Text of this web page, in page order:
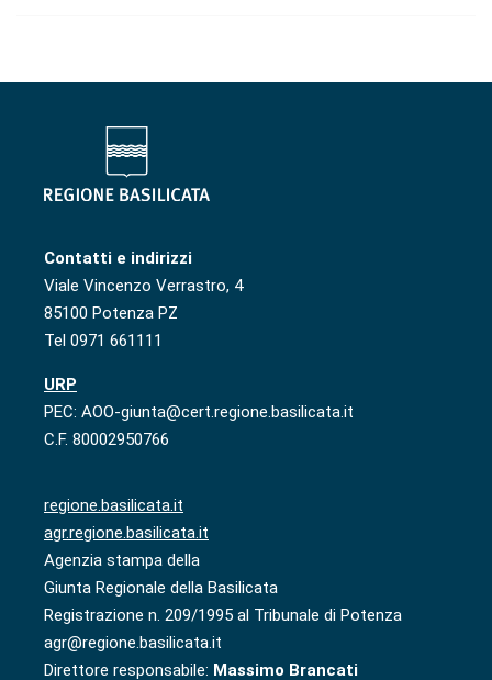
Contatti e indirizzi
Viale Vincenzo Verrastro, 4
85100 Potenza PZ
Tel 0971 661111
URP
PEC: AOO-giunta@cert.regione.basilicata.it
C.F. 80002950766
regione.basilicata.it
agr.regione.basilicata.it
Agenzia stampa della
Giunta Regionale della Basilicata
Registrazione n. 209/1995 al Tribunale di Potenza
agr@regione.basilicata.it
Direttore responsabile: Massimo Brancati